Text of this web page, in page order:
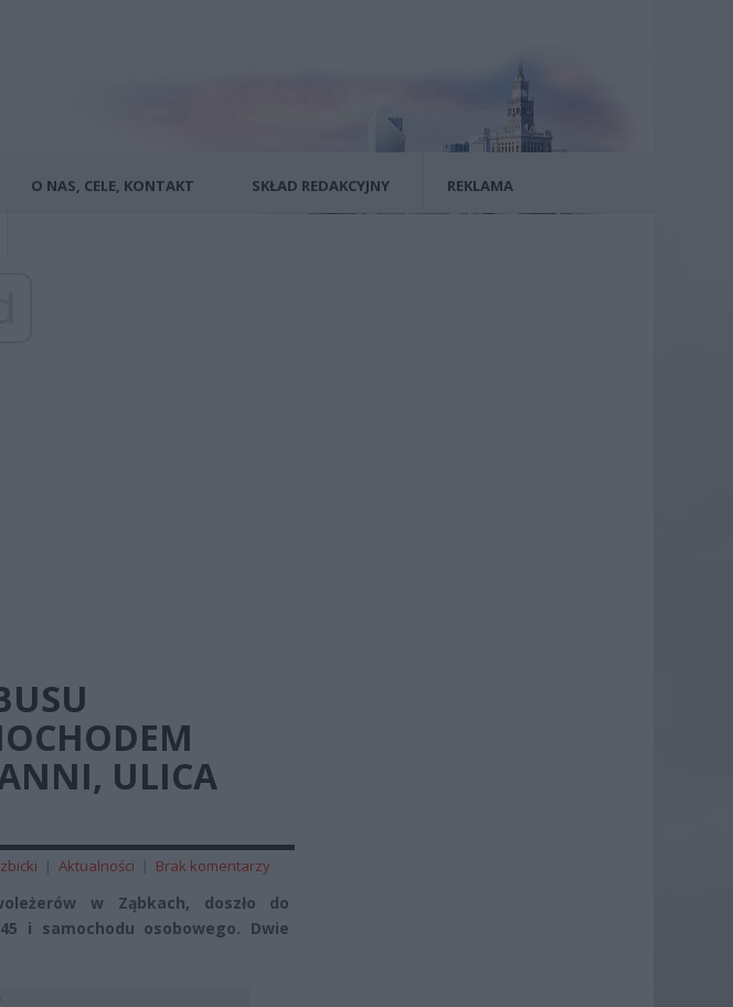
O NAS, CELE, KONTAKT SKŁAD REDAKCYJNY REKLAMA
ULICA
| Aktualności | Brak komentarzy
w Ząbkach, doszło do
i samochodu osobowego. Dwie